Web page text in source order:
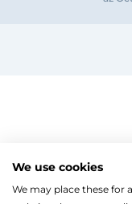
Bejelentkezés
ZUHANYKABINOK/
Íves zuhanykabin
Radiátorok
HŐSZIVATTYÚK
Gépészet, szerszám
We use cookies
We may place these for